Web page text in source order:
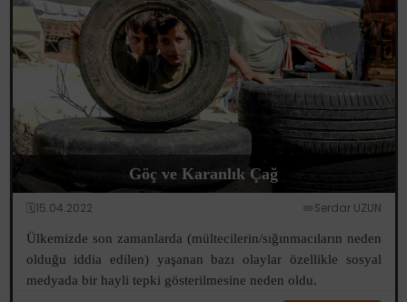
Göç ve Karanlık Çağ
🗓️15.04.2022 ✏️Serdar UZUN
Ülkemizde son zamanlarda (mültecilerin/sığınmacıların neden
olduğu iddia edilen) yaşanan bazı olaylar özellikle sosyal
medyada bir hayli tepki gösterilmesine neden oldu.